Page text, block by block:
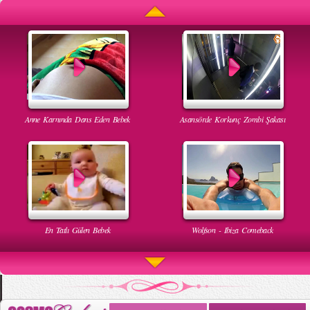
Anne Karnında Dans Eden Bebek Asansörde Korkunç Zombi Şakası
En Tatlı Gülen Bebek Wolfson - Ibiza Comeback